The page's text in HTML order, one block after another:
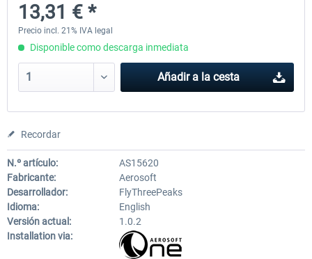
25,37 € *
13,31 € *
Precio incl. 21% IVA legal
Disponible como descarga inmediata
Añadir a la cesta
Recordar
N.º artículo:
AS15620
Fabricante:
Aerosoft
Desarrollador:
FlyThreePeaks
Idioma:
English
Versión actual:
1.0.2
Installation via: